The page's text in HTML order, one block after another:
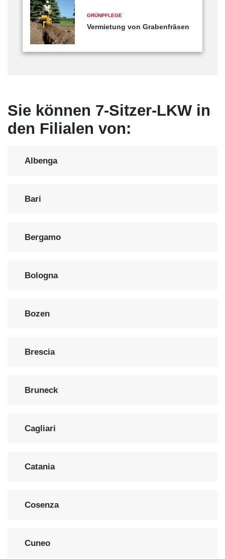
GRÜNPFLEGE
Vermietung von Grabenfräsen
Sie können 7-Sitzer-LKW in
den Filialen von:
Albenga
Bari
Bergamo
Bologna
Bozen
Brescia
Bruneck
Cagliari
Catania
Cosenza
Cuneo